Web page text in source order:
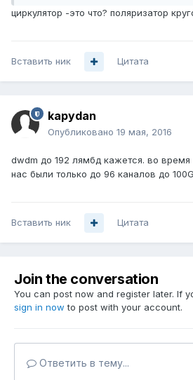
циркулятор -это что? поляризатор
Вставить ник Цитата
kapydan
Опубликовано 19 мая, 2016
dwdm до 192 лямбд кажется. во
нас были только до 96 каналов до
Вставить ник Цитата
Join the conversation
You can post now and register later. If
sign in now to post with your account.
Ответить в тему...